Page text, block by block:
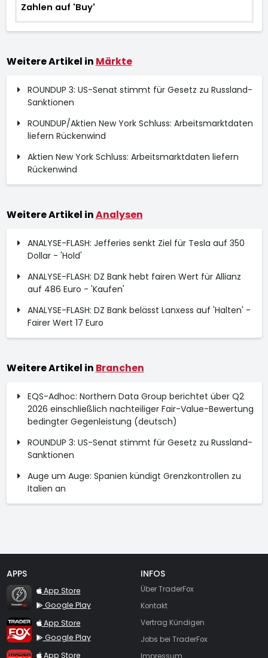
Zahlen auf 'Buy'
Weitere Artikel in Märkte
ROUNDUP 3: US-Senat stimmt für Gesetz zu Russland-
Sanktionen
ROUNDUP/Aktien New York Schluss: Arbeitsmarktdaten
liefern Rückenwind
Aktien New York Schluss: Arbeitsmarktdaten liefern
Rückenwind
Weitere Artikel inAnalysen
ANALYSE-FLASH: Jefferies senkt Ziel für Tesla auf 350
Dollar - 'Hold'
ANALYSE-FLASH: DZ Bank hebt fairen Wert für Allianz
auf 486 Euro - 'Kaufen'
ANALYSE-FLASH: DZ Bank belässt Lanxess auf 'Halten' -
Fairer Wert 17 Euro
Weitere Artikel in Branchen
EQS-Adhoc: Northern Data Group berichtet über Q2
2026 einschließlich nachteiliger Fair-Value-Bewertung
bedingter Gegenleistung (deutsch)
ROUNDUP 3: US-Senat stimmt für Gesetz zu Russland-
Sanktionen
Auge um Auge: Spanien kündigt Grenzkontrollen zu
Italien an
APPS
TraderFox Flash
App Store
Google Play
TraderFox App
App Store
Google Play
TraderFox Pro
App Store
INFOS
Über TraderFox
Kontakt
Vertrag Kündigen
Jobs bei TraderFox